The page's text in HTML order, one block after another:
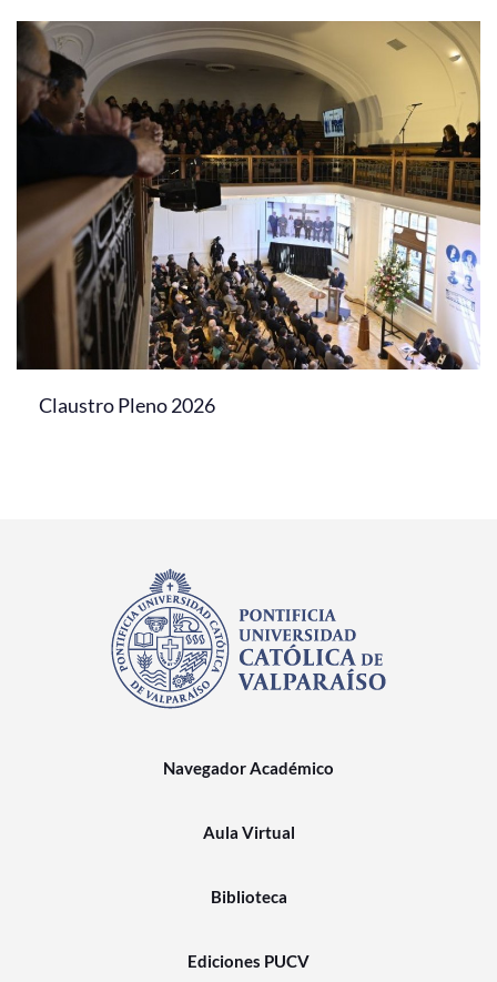
Claustro Pleno 2026
Navegador Académico
Aula Virtual
Biblioteca
Ediciones PUCV